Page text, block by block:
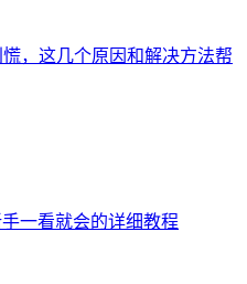
，这几个原因和解决方法帮
一看就会的详细教程